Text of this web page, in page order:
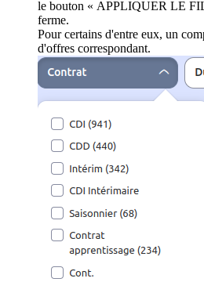
le bouton « APPLIQUER LE
ferme.
Pour certains d'entre eux, un
d'offres correspondant.